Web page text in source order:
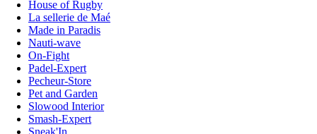
House of Rugby
La sellerie de Maé
Made in Paradis
Nauti-wave
On-Fight
Padel-Expert
Pecheur-Store
Pet and Garden
Slowood Interior
Smash-Expert